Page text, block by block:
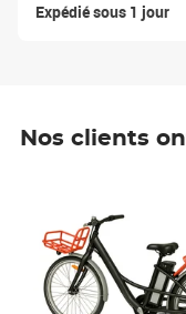
Expédié sous 1 jour
Nos clients